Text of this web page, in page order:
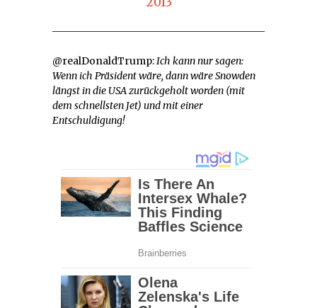
@realDonaldTrump:Ich kann nur sagen:
Wenn ich Präsident wäre, dann wäre Snowden
längst in die USA zurückgeholt worden (mit
dem schnellsten Jet) und mit einer
Entschuldigung!